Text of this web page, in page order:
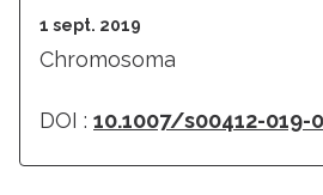
1 sept. 2019
Chromosoma
DOI : 10.1007/s00412-019-